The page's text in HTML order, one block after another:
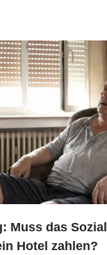
Muss das
Hotel zahlen?